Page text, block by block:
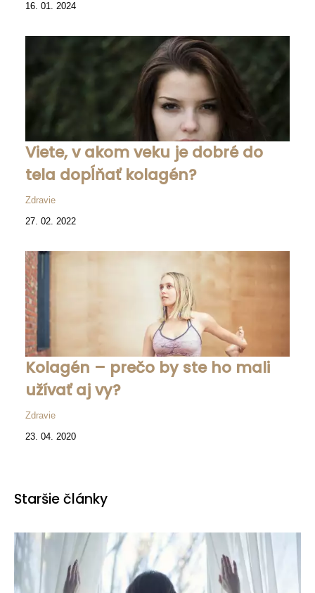
16. 01. 2024
Viete, v akom veku je dobré do
tela dopĺňať kolagén?
Zdravie
27. 02. 2022
Kolagén – prečo by ste ho mali
užívať aj vy?
Zdravie
23. 04. 2020
Staršie články